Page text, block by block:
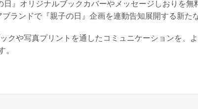
』オリジナルブックカバーやメッセージしおりを無
ランドで『親子の日』企画を連動告知展開する新た
クや写真プリントを通したコミュニケーションを、
。